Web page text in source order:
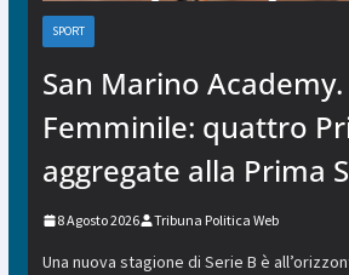
SPORT
San Marino Academy.
Femminile: quattro
aggregate alla Prima
8 Agosto 2026 Tribuna Politica Web
Una nuova stagione di Serie B è